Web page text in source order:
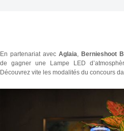
En partenariat avecAglaia, Bernieshoot
de gagner une Lampe LED
Découvrez vite les modalités du concours